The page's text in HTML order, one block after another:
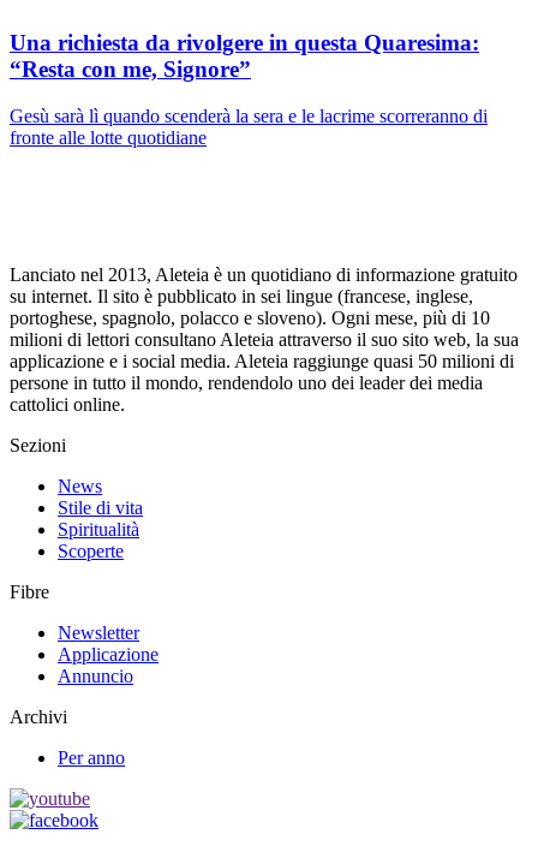
Una richiesta da rivolgere in questa Quaresima:
“Resta con me, Signore”
Gesù sarà lì quando scenderà la sera e le lacrime scorreranno di
fronte alle lotte quotidiane
Lanciato nel 2013, Aleteia è un quotidiano di informazione gratuito
su internet. Il sito è pubblicato in sei lingue (francese, inglese,
portoghese, spagnolo, polacco e sloveno). Ogni mese, più di 10
milioni di lettori consultano Aleteia attraverso il suo sito web, la sua
applicazione e i social media. Aleteia raggiunge quasi 50 milioni di
persone in tutto il mondo, rendendolo uno dei leader dei media
cattolici online.
Sezioni
News
Stile di vita
Spiritualità
Scoperte
Fibre
Newsletter
Applicazione
Annuncio
Archivi
Per anno